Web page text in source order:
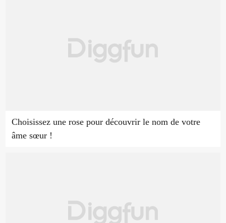
Choisissez une rose pour découvrir le nom de votre
âme sœur !